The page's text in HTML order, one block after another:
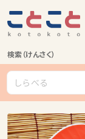
検索（けんさく）